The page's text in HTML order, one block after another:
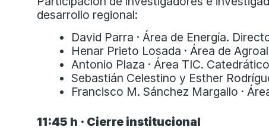
desarrollo regional:
David Parra · Área de Energía.
Henar Prieto Losada · Área de
Antonio Plaza · Área TIC.
Sebastián Celestino y Esther
Francisco M. Sánchez Margallo ·
11:45 h · Cierre institucional